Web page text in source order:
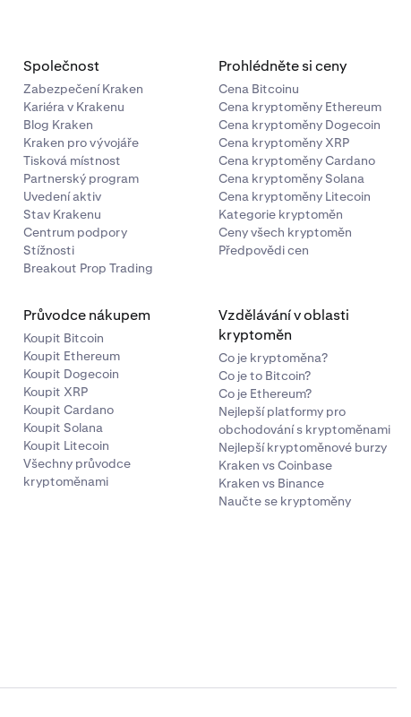
Společnost
Zabezpečení Kraken
Kariéra v Krakenu
Blog Kraken
Kraken pro vývojáře
Tisková místnost
Partnerský program
Uvedení aktiv
Stav Krakenu
Centrum podpory
Stížnosti
Breakout Prop Trading
Prohlédněte si ceny
Cena Bitcoinu
Cena kryptoměny Ethereum
Cena kryptoměny Dogecoin
Cena kryptoměny XRP
Cena kryptoměny Cardano
Cena kryptoměny Solana
Cena kryptoměny Litecoin
Kategorie kryptoměn
Ceny všech kryptoměn
Předpovědi cen
Průvodce nákupem
Koupit Bitcoin
Koupit Ethereum
Koupit Dogecoin
Koupit XRP
Koupit Cardano
Koupit Solana
Koupit Litecoin
Všechny průvodce
kryptoměnami
Vzdělávání v oblasti
kryptoměn
Co je kryptoměna?
Co je to Bitcoin?
Co je Ethereum?
Nejlepší platformy pro
obchodování s kryptoměnami
Nejlepší kryptoměnové burzy
Kraken vs Coinbase
Kraken vs Binance
Naučte se kryptoměny